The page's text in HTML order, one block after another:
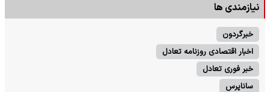
نیازمندی ها
خبرگردون
اخبار اقتصادی روزنامه تعادل
خبر فوری تعادل
ساناپرس